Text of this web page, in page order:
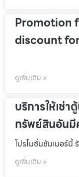
Promotion
discount
ดูเพิ่มเติม »
บริการให้เช่
ทรัพย์สินอันมี
โปรโมชั่นชัมเมอร์นี้
ดูเพิ่มเติม »